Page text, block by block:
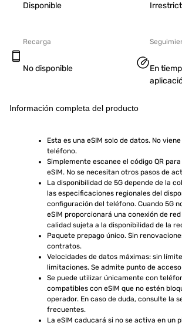
Disponible
Recarga
No disponible
En
Información completa del producto
Esta es una eSIM solo de datos. No
teléfono.
Simplemente escanee el código QR
eSIM. No se necesitan otros pasos de
La disponibilidad de 5G depende de la
las especificaciones regionales del
configuración del teléfono. Cuando 5G
eSIM proporcionará una conexión de red
calidad sujeta a la disponibilidad de la
Paquete prepago único. Sin
contratos.
Velocidades de datos máximas: sin
limitaciones. Se admite punto de
Se puede utilizar únicamente con
compatibles con eSIM que no estén
operador. En caso de duda, consulte la
frecuentes.
La eSIM caducará si no se activa en un